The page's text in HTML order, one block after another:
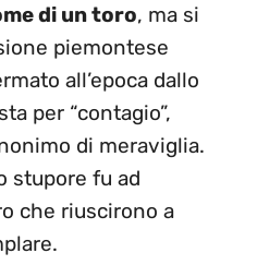
di un toro, ma si
piemontese
all’epoca dallo
per “contagio”,
di meraviglia.
stupore fu ad
che riuscirono a